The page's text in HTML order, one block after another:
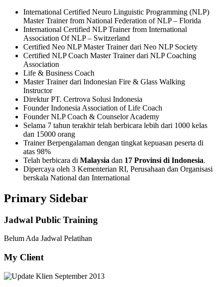
International Certified Neuro Linguistic Programming (NLP)
Master Trainer from National Federation of NLP – Florida
International Certified NLP Trainer from International
Association Of NLP – Switzerland
Certified Neo NLP Master Trainer dari Neo NLP Society
Certified NLP Coach Master Trainer dari NLP Coaching
Association
Life & Business Coach
Master Trainer dari Indonesian Fire & Glass Walking
Instructor
Direktur PT. Certrova Solusi Indonesia
Founder Indonesia Association of Life Coach
Founder NLP Coach & Counselor Academy
Selama 7 tahun terakhir telah berbicara lebih dari 1000 kelas
dan 15000 orang
Trainer Berpengalaman dengan tingkat kepuasan peserta di
atas 98%
Telah berbicara di Malaysia dan 17 Provinsi di Indonesia.
Dipercaya oleh 3 Kementerian RI, Perusahaan dan Organisasi
berskala National dan International
Primary Sidebar
Jadwal Public Training
Belum Ada Jadwal Pelatihan
My Client